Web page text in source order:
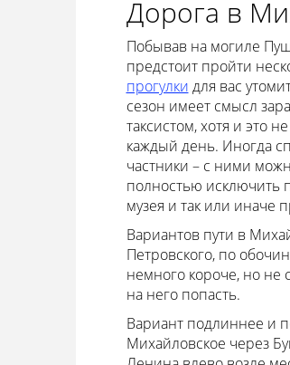
Дорога в
Побывав на могиле
предстоит пройти
прогулки для вас
сезон имеет смысл
таксистом, хотя и это
каждый день. Иногда
частники – с ними
полностью исключить
музея и так или иначе
Вариантов пути в
Петровского, по
немного короче, но не
на него попасть.
Вариант подлиннее и
Михайловское через